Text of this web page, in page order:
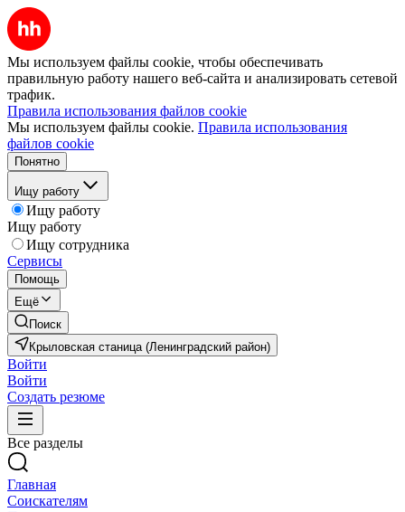
Мы используем файлы cookie, чтобы обеспечивать
правильную работу нашего веб-сайта и анализировать сетевой
трафик.
Правила использования файлов cookie
Мы используем файлы cookie. Правила использования
файлов cookie
Понятно
Ищу работу
Ищу работу
Ищу работу
Ищу сотрудника
Сервисы
Помощь
Ещё
Поиск
Крыловская станица (Ленинградский район)
Войти
Войти
Создать резюме
Все разделы
Главная
Соискателям